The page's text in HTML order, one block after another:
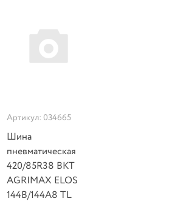
Артикул: 034665
Шина
пневматическая
420/85R38 BKT
AGRIMAX ELOS
144B/144A8 TL